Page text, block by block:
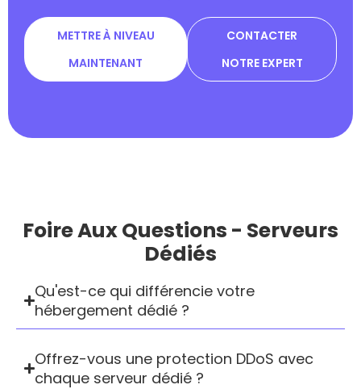
METTRE À NIVEAU
MAINTENANT
CONTACTER
NOTRE EXPERT
Foire Aux Questions - Serveurs
Dédiés
Qu'est-ce qui différencie votre
hébergement dédié ?
Offrez-vous une protection DDoS avec
chaque serveur dédié ?